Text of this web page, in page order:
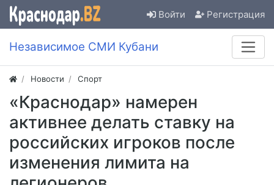
Войти Регистрация
Независимое СМИ Кубани
Новости Спорт
«Краснодар» намерен
активнее делать ставку на
российских игроков после
изменения лимита на